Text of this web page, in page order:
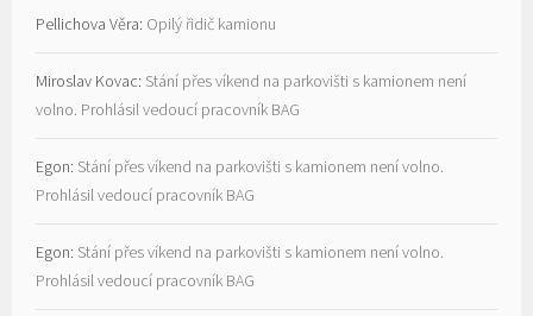
Pellichova Věra: Opilý řidič kamionu
Miroslav Kovac: Stání přes víkend na parkovišti s kamionem není
volno. Prohlásil vedoucí pracovník BAG
Egon: Stání přes víkend na parkovišti s kamionem není volno.
Prohlásil vedoucí pracovník BAG
Egon: Stání přes víkend na parkovišti s kamionem není volno.
Prohlásil vedoucí pracovník BAG